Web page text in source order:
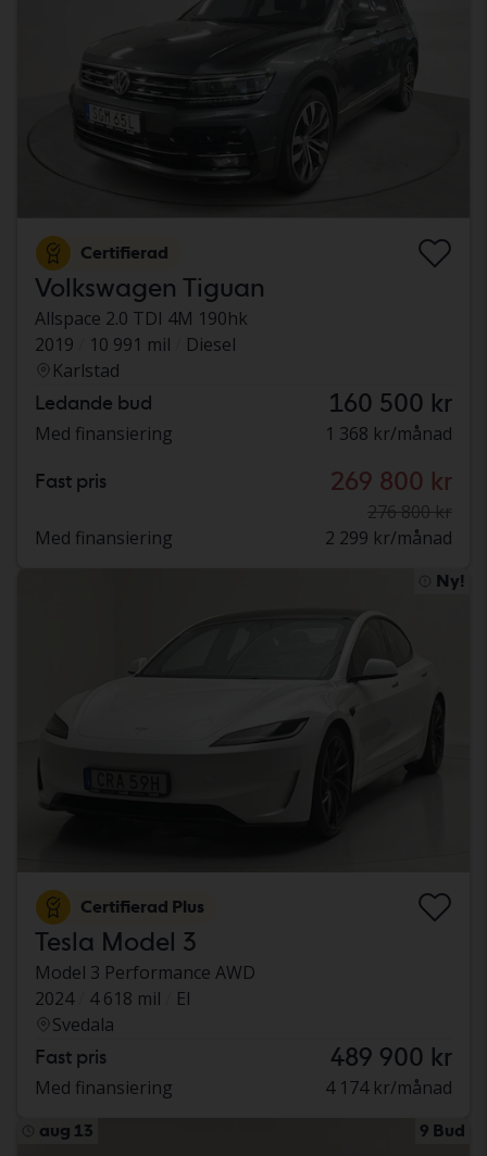
Certifierad
Volkswagen Tiguan
Allspace 2.0 TDI 4M 190hk
2019
10 991 mil
Diesel
Karlstad
Ledande bud 160 500 kr
Med finansiering 1 368 kr/månad
Fast pris 269 800 kr
276 800 kr
Med finansiering
2 299 kr/månad
Ny!
Certifierad Plus
Tesla Model 3
Model 3 Performance AWD
2024
4 618 mil
El
Svedala
Fast pris 489 900 kr
Med finansiering 4 174 kr/månad
aug 13 9 Bud